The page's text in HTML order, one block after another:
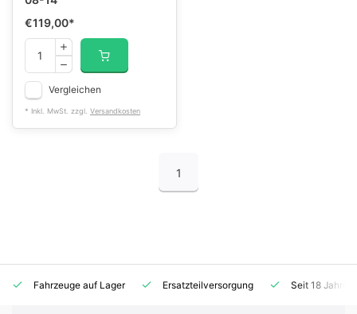
€119,00*
Vergleichen
* Inkl. MwSt. zzgl. Versandkosten
1
Fahrzeuge auf Lager Ersatzteilversorgung Seit 18